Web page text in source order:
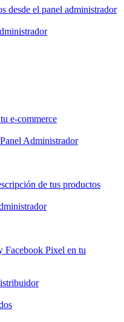
desde el panel administrador
e-commerce
Administrador
de tus productos
Pixel en tu